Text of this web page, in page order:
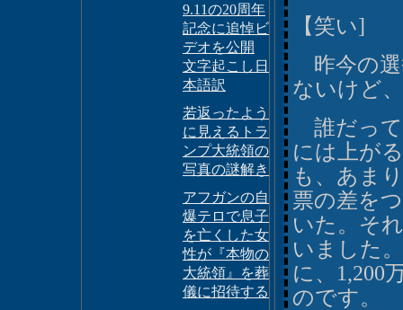
9.11の20周年
記念に追悼ビ
デオを公開
文字起こし日
本語訳
若返ったよう
に見えるトラ
ンプ大統領の
写真の謎解き
アフガンの自
爆テロで息子
を亡くした女
性が『本物の
大統領』を葬
儀に招待する
【笑い]
昨今の選
ないけど
誰だって
には上が
も、あま
票の差を
いた。そ
いました
に、1,200
のです。